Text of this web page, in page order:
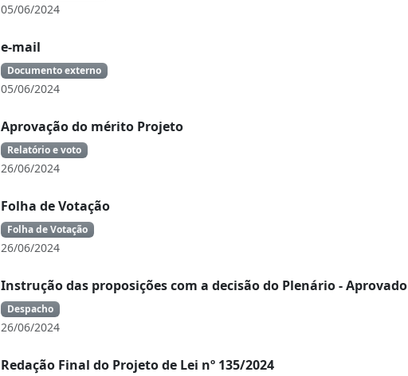
05/06/2024
e-mail
Documento externo
05/06/2024
Aprovação do mérito Projeto
Relatório e voto
26/06/2024
Folha de Votação
Folha de Votação
26/06/2024
Instrução das proposições com a decisão do Plenário - Aprovado
Despacho
26/06/2024
Redação Final do Projeto de Lei nº 135/2024